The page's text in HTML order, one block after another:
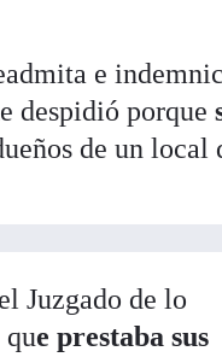
e
despidió porque
de un local
Juzgado de lo
que prestaba sus